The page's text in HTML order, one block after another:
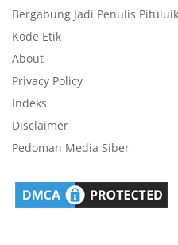
Bergabung Jadi Penulis
Kode Etik
About
Privacy Policy
Indeks
Disclaimer
Pedoman Media Siber